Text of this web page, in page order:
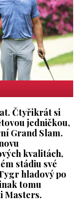
Čtyřikrát si
jedničkou,
Grand Slam.
kvalitách,
stádiu své
hladový po
tomu
Masters.